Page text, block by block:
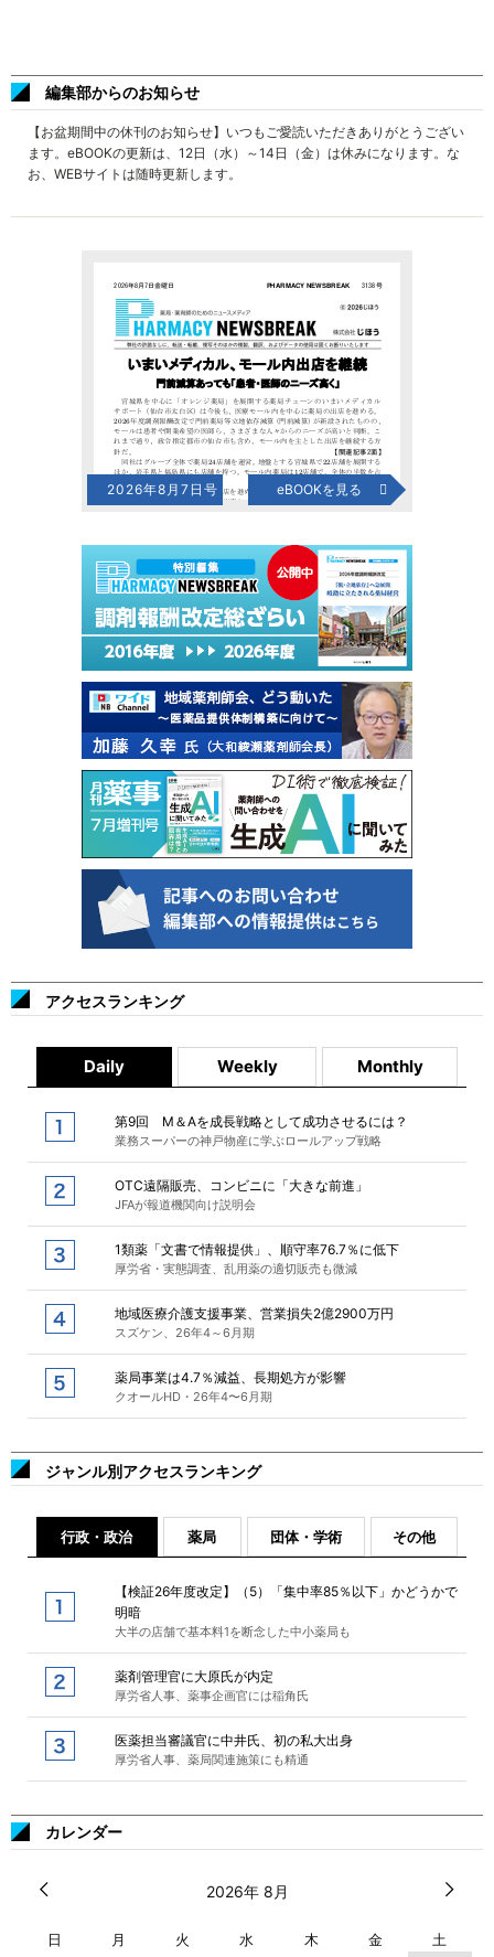
編集部からのお知らせ
【お盆期間中の休刊のお知らせ】いつもご愛読いただきありがとうござい
ます。eBOOKの更新は、12日（水）～14日（金）は休みになります。な
お、WEBサイトは随時更新します。
2026年8月7日号 eBOOKを見る
アクセスランキング
Daily Weekly Monthly
第9回 M＆Aを成長戦略として成功させるには？
業務スーパーの神戸物産に学ぶロールアップ戦略
OTC遠隔販売、コンビニに「大きな前進」
JFAが報道機関向け説明会
1類薬「文書で情報提供」、順守率76.7％に低下
厚労省・実態調査、乱用薬の適切販売も微減
地域医療介護支援事業、営業損失2億2900万円
スズケン、26年4～6月期
薬局事業は4.7％減益、長期処方が影響
クオールHD・26年4〜6月期
ジャンル別アクセスランキング
行政・政治 薬局 団体・学術 その他
【検証26年度改定】（5）「集中率85％以下」かどうかで
明暗
大半の店舗で基本料1を断念した中小薬局も
薬剤管理官に大原氏が内定
厚労省人事、薬事企画官には稲角氏
医薬担当審議官に中井氏、初の私大出身
厚労省人事、薬局関連施策にも精通
カレンダー
2026年 8月
日 月 火 水 木 金 土